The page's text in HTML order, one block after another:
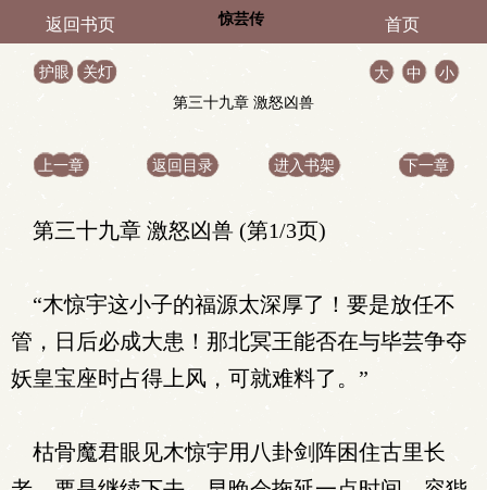
返回书页 惊芸传 首页
护眼 关灯 大 中
小
第三十九章 激怒凶兽
上一章 返回目录 进入书架 下一章
第三十九章 激怒凶兽 (第1/3页)
“木惊宇这小子的福源太深厚了！要是放任不
管，日后必成大患！那北冥王能否在与毕芸争夺
妖皇宝座时占得上风，可就难料了。”
枯骨魔君眼见木惊宇用八卦剑阵困住古里长